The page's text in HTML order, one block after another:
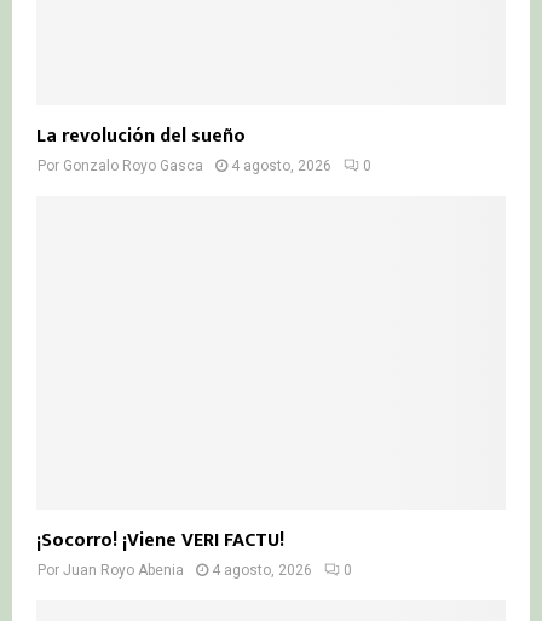
La revolución del sueño
Por Gonzalo Royo Gasca 4 agosto, 2026 0
¡Socorro! ¡Viene VERI FACTU!
Por Juan Royo Abenia 4 agosto, 2026 0